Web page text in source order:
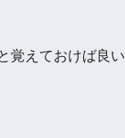
覚えておけば良い